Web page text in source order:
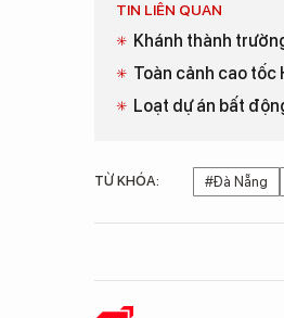
TIN LIÊN QUAN
Khánh thành
Toàn cảnh cao tốc
Loạt dự án bất
TỪ KHÓA: #Đà Nẵng